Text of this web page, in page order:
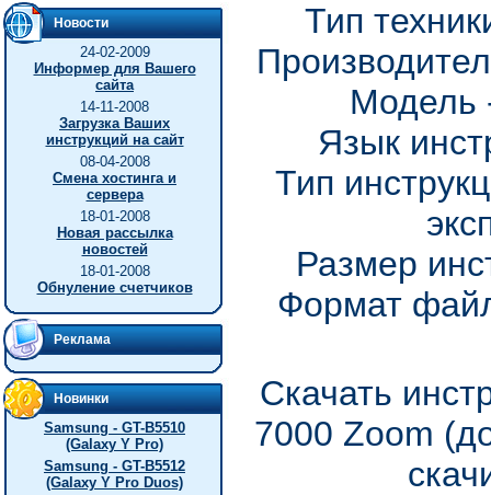
Новости
24-02-2009
Информер для Вашего
сайта
14-11-2008
Загрузка Ваших
инструкций на сайт
08-04-2008
Смена хостинга и
сервера
18-01-2008
Новая рассылка
новостей
18-01-2008
Обнуление счетчиков
Реклама
Новинки
Samsung - GT-B5510
(Galaxy Y Pro)
Samsung - GT-B5512
(Galaxy Y Pro Duos)
Тип
Модель
Язык
Тип
Размер
Формат
Скачать
7000 Zoom